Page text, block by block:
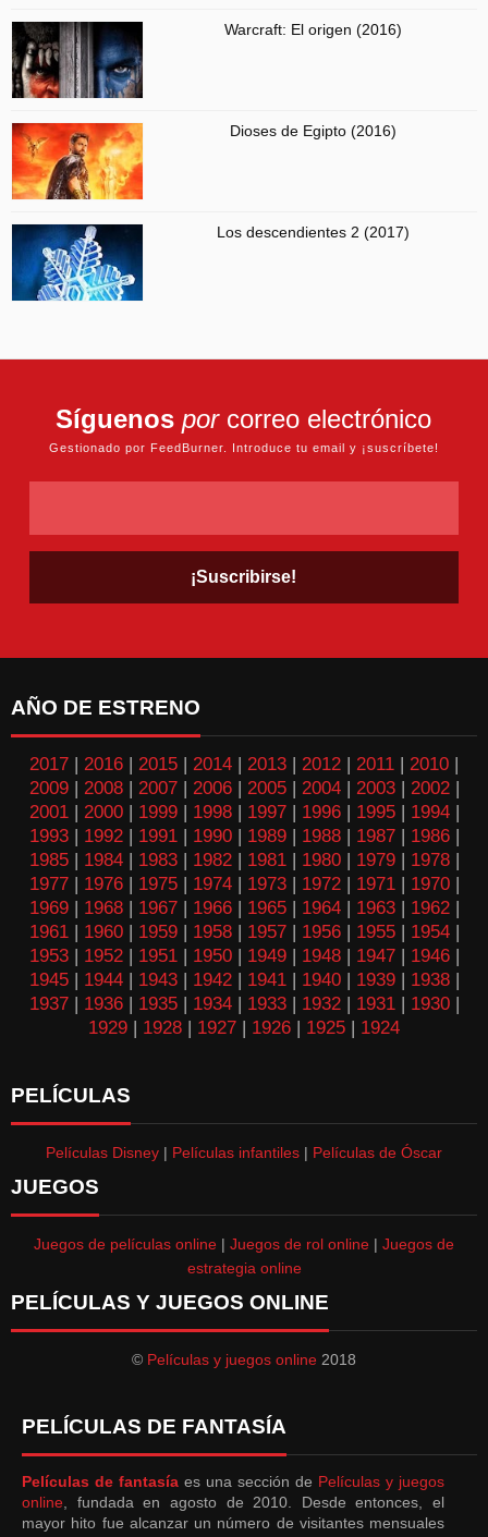
Warcraft: El origen (2016)
Dioses de Egipto (2016)
Los descendientes 2 (2017)
Síguenos porcorreo electrónico
Gestionado por FeedBurner. Introduce tu email y ¡suscríbete!
AÑO DE ESTRENO
2017 | 2016 | 2015 | 2014 | 2013 | 2012 | 2011 | 2010 |
2009| 2008| 2007| 2006| 2005| 2004| 2003| 2002|
2001| 2000| 1999| 1998| 1997| 1996| 1995| 1994|
1993| 1992| 1991| 1990| 1989| 1988| 1987| 1986|
1985| 1984| 1983| 1982| 1981| 1980| 1979| 1978|
1977| 1976| 1975| 1974| 1973| 1972| 1971| 1970|
1969| 1968| 1967| 1966| 1965| 1964| 1963| 1962|
1961| 1960| 1959| 1958| 1957| 1956| 1955| 1954|
1953| 1952| 1951| 1950| 1949| 1948| 1947| 1946|
1945| 1944| 1943| 1942| 1941| 1940| 1939| 1938|
1937| 1936| 1935| 1934| 1933| 1932| 1931| 1930|
1929 | 1928 | 1927 | 1926 | 1925 | 1924
PELÍCULAS
Películas Disney | Películas infantiles | Películas de Óscar
JUEGOS
Juegos de películas online | Juegos de rol online | Juegos de
estrategia online
PELÍCULAS Y JUEGOS ONLINE
© Películas y juegos online 2018
PELÍCULAS DE FANTASÍA
Películas de fantasía es una sección de Películas y juegos
online , fundada en agosto de 2010. Desde entonces, el
mayor hito fue alcanzar un número de visitantes mensuales